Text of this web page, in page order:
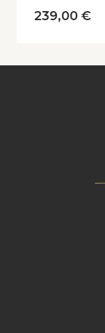
239,00 €